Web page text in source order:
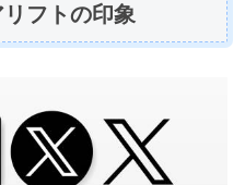
フトの印象